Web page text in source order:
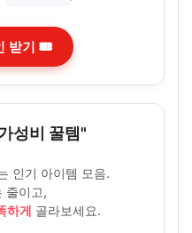
받기 🎟️
성비 꿀템"
인기 아이템 모음.
줄이고,
하게 골라보세요.